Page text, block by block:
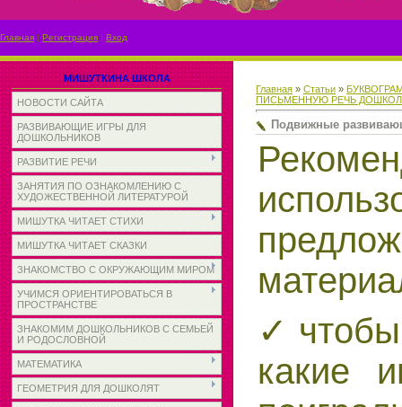
Главная | Регистрация | Вход
МИШУТКИНА ШКОЛА
НОВОСТИ САЙТА
РАЗВИВАЮЩИЕ ИГРЫ ДЛЯ
ДОШКОЛЬНИКОВ
РАЗВИТИЕ РЕЧИ
ЗАНЯТИЯ ПО ОЗНАКОМЛЕНИЮ С
ХУДОЖЕСТВЕННОЙ ЛИТЕРАТУРОЙ
МИШУТКА ЧИТАЕТ СТИХИ
МИШУТКА ЧИТАЕТ СКАЗКИ
ЗНАКОМСТВО С ОКРУЖАЮЩИМ МИРОМ
УЧИМСЯ ОРИЕНТИРОВАТЬСЯ В
ПРОСТРАНСТВЕ
ЗНАКОМИМ ДОШКОЛЬНИКОВ С СЕМЬЕЙ
И РОДОСЛОВНОЙ
МАТЕМАТИКА
ГЕОМЕТРИЯ ДЛЯ ДОШКОЛЯТ
Главная » Статьи »
ПИСЬМЕННУЮ РЕЧЬ
Подвижные
✓
какие